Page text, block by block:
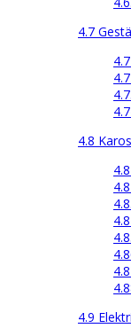
4.7
4.8
4.9